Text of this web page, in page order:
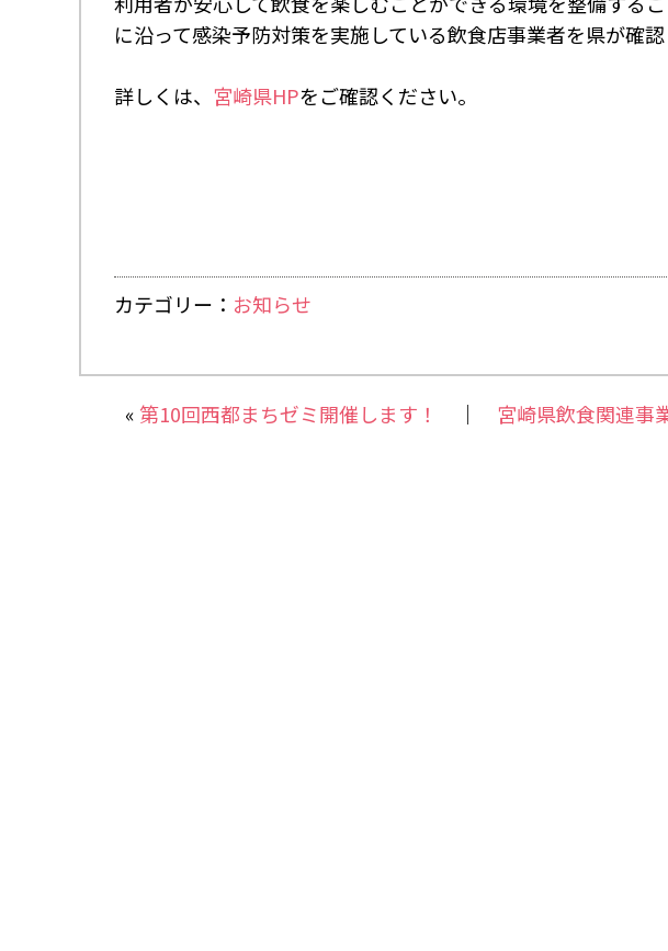
に沿って感染予防対策を実施している飲食店事業者を県が確認
詳しくは、 宮崎県HPをご確認ください。
カテゴリー： お知らせ
« 第10回西都まちゼミ開催します！ ｜ 宮崎県飲食関連事